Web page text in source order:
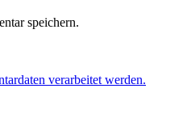
speichern.
verarbeitet werden.